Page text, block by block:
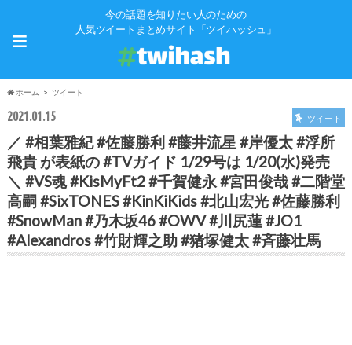
今の話題を知りたい人のための
人気ツイートまとめサイト「ツイハッシュ」
≡
ホーム ツイート
2021.01.15 ツイート
／ #相葉雅紀 #佐藤勝利 #藤井流星 #岸優太 #浮所
飛貴 が表紙の #TVガイド 1/29号は 1/20(水)発売
＼ #VS魂 #KisMyFt2 #千賀健永 #宮田俊哉 #二階堂
高嗣 #SixTONES #KinKiKids #北山宏光 #佐藤勝利
#SnowMan #乃木坂46 #OWV #川尻蓮 #JO1
#Alexandros #竹財輝之助 #猪塚健太 #斉藤壮馬